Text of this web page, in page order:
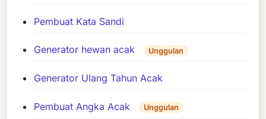
Pembuat Kata Sandi
Generator hewan acak Unggulan
Generator Ulang Tahun Acak
Pembuat Angka Acak Unggulan